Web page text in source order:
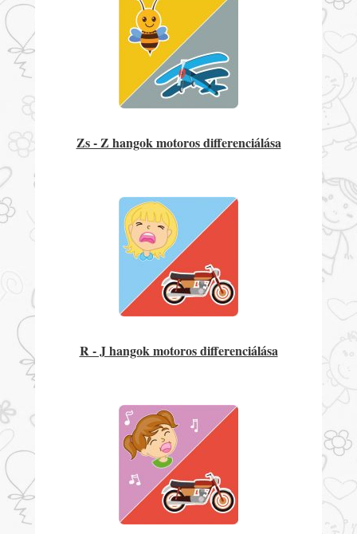
Zs - Z hangok motoros differenciálása
R - J hangok motoros differenciálása